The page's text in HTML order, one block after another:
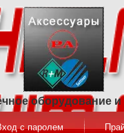
оборудование
с паролем